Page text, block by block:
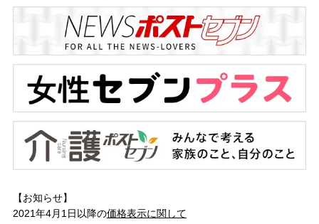
【お知らせ】
2021年4月1日以降の価格表示に関して